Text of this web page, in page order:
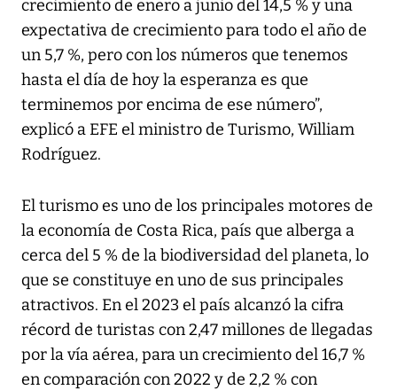
crecimiento de enero a junio del 14,5 % y una
expectativa de crecimiento para todo el año de
un 5,7 %, pero con los números que tenemos
hasta el día de hoy la esperanza es que
terminemos por encima de ese número”,
explicó a EFE el ministro de Turismo, William
Rodríguez.
El turismo es uno de los principales motores de
la economía de Costa Rica, país que alberga a
cerca del 5 % de la biodiversidad del planeta, lo
que se constituye en uno de sus principales
atractivos. En el 2023 el país alcanzó la cifra
récord de turistas con 2,47 millones de llegadas
por la vía aérea, para un crecimiento del 16,7 %
en comparación con 2022 y de 2,2 % con